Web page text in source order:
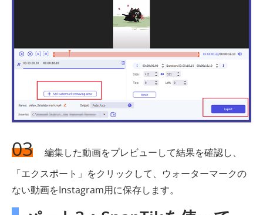
03
編集した動画をプレビューして結果を確認し、
「エクスポート」をクリックして、ウォーターマークの
ない動画をInstagram用に保存します。